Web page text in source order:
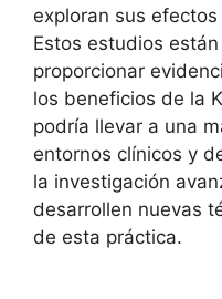
exploran sus
Estos estudios
proporcionar
los beneficios de la
podría llevar a una
entornos clínicos y
la investigación
desarrollen nuevas
de esta práctica.